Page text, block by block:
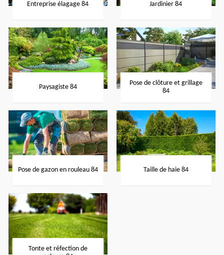
Entreprise élagage 84 Jardinier 84
Paysagiste 84
Pose de clôture et grillage
84
Pose de gazon en rouleau 84 Taille de haie 84
Tonte et réfection de